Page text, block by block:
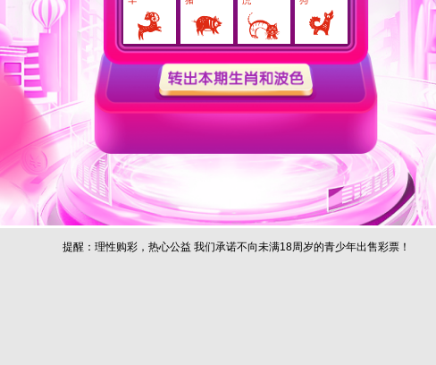
提醒：理性购彩，热心公益 我们承诺不向未满18周岁的青少年出售彩票！